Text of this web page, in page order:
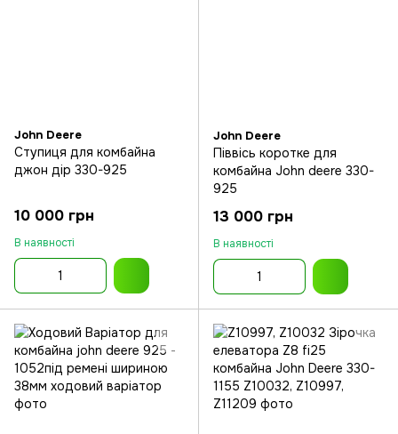
John Deere
Ступиця для комбайна
джон дір 330-925
10 000 грн
В наявності
John Deere
Піввісь коротке для
комбайна John deere 330-
925
13 000 грн
В наявності